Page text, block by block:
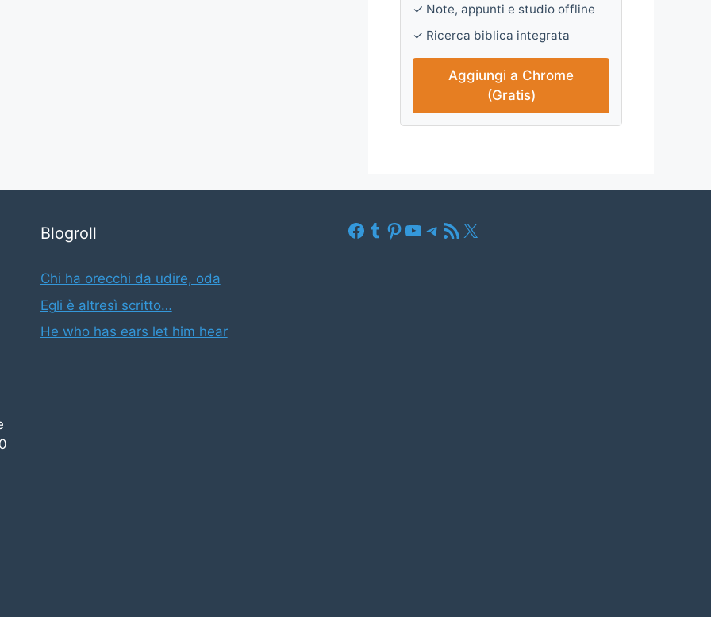
✓ Note, appunti e studio offline
✓ Ricerca biblica integrata
Aggiungi a Chrome
(Gratis)
Blogroll
Chi ha orecchi da udire, oda
Egli è altresì scritto…
He who has ears let him hear
Facebook
Tumblr
Pinterest
YouTube
Telegram
Feed RSS
X